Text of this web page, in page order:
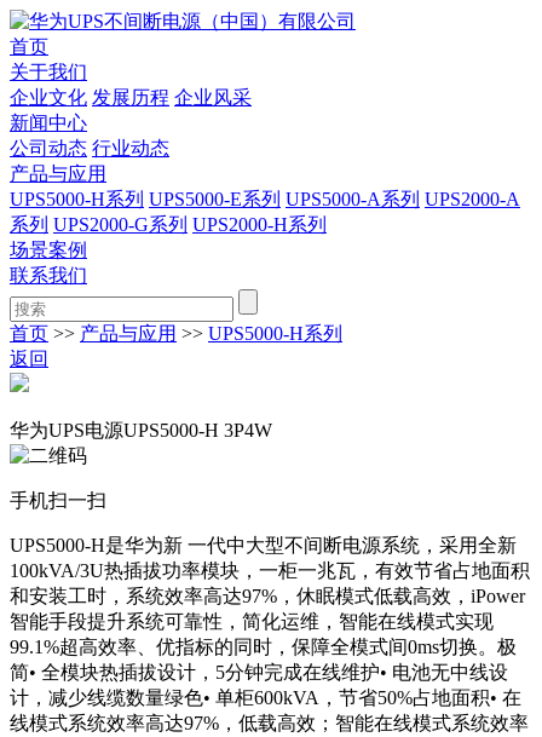
首页
关于我们
企业文化 发展历程 企业风采
新闻中心
公司动态 行业动态
产品与应用
UPS5000-H系列 UPS5000-E系列 UPS5000-A系列 UPS2000-A
系列 UPS2000-G系列 UPS2000-H系列
场景案例
联系我们
首页 >> 产品与应用 >> UPS5000-H系列
返回
华为UPS电源UPS5000-H 3P4W
手机扫一扫
UPS5000-H是华为新 一代中大型不间断电源系统，采用全新
100kVA/3U热插拔功率模块，一柜一兆瓦，有效节省占地面积
和安装工时，系统效率高达97%，休眠模式低载高效，iPower
智能手段提升系统可靠性，简化运维，智能在线模式实现
99.1%超高效率、优指标的同时，保障全模式间0ms切换。极
简• 全模块热插拔设计，5分钟完成在线维护• 电池无中线设
计，减少线缆数量绿色• 单柜600kVA，节省50%占地面积• 在
线模式系统效率高达97%，低载高效；智能在线模式系统效率